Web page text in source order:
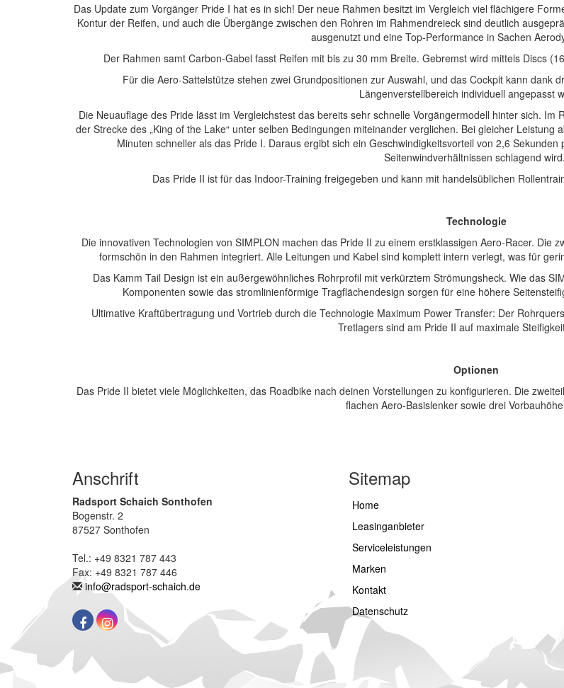
Das Update zum Vorgänger Pride I hat es in sich! Der neue Rahmen besitzt im Vergleich viel flächigere
Kontur der Reifen, und auch die Übergänge zwischen den Rohren im Rahmendreieck sind deutlich
ausgenutzt und eine Top-Performance in Sachen
Der Rahmen samt Carbon-Gabel fasst Reifen mit bis zu 30 mm Breite. Gebremst wird mittels Discs
Für die Aero-Sattelstütze stehen zwei Grundpositionen zur Auswahl, und das Cockpit kann dank
Längenverstellbereich individuell angepasst
Die Neuauflage des Pride lässt im Vergleichstest das bereits sehr schnelle Vorgängermodell hinter sich.
der Strecke des „King of the Lake“ unter selben Bedingungen miteinander verglichen. Bei gleicher
Minuten schneller als das Pride I. Daraus ergibt sich ein Geschwindigkeitsvorteil von 2,6
Seitenwindverhältnissen schlagend wird.
Das Pride II ist für das Indoor-Training freigegeben und kann mit handelsüblichen
Technologie
Die innovativen Technologien von SIMPLON machen das Pride II zu einem erstklassigen Aero-Racer. Die
formschön in den Rahmen integriert. Alle Leitungen und Kabel sind komplett intern verlegt, was für
Das Kamm Tail Design ist ein außergewöhnliches Rohrprofil mit verkürztem Strömungsheck. Wie das
Komponenten sowie das stromlinienförmige Tragflächendesign sorgen für eine höhere
Ultimative Kraftübertragung und Vortrieb durch die Technologie Maximum Power Transfer: Der
Tretlagers sind am Pride II auf maximale
Optionen
Das Pride II bietet viele Möglichkeiten, das Roadbike nach deinen Vorstellungen zu konfigurieren. Die
flachen Aero-Basislenker sowie drei
Anschrift
Radsport Schaich Sonthofen
Bogenstr. 2
87527 Sonthofen
Tel.: +49 8321 787 443
Fax: +49 8321 787 446
info@radsport-schaich.de
Sitemap
Home
Leasinganbieter
Serviceleistungen
Marken
Kontakt
Datenschutz